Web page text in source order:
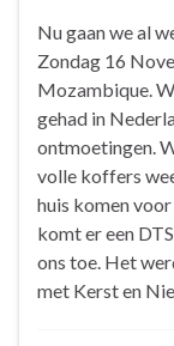
Nu gaan we al
Zondag 16
Mozambique.
gehad in
ontmoetingen.
volle koffers
huis komen
komt er een
ons toe. Het
met Kerst en